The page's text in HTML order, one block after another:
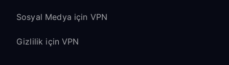
Sosyal Medya için VPN
Gizlilik için VPN